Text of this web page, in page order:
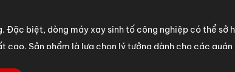
Đặc biệt, dòng máy xay sinh tố công nghiệp có thể sở
Sản phẩm là lựa chọn lý tưởng dành cho các quán